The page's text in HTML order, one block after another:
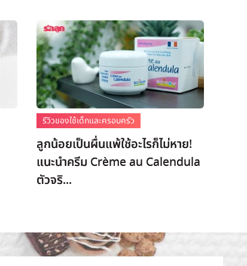
รีวิวของใช้เด็กและครอบครัว
ลูกน้อยเป็นผื่นแพ้ใช้อะไรก็ไม่หาย!
แนะนำครีม Crème au Calendula
ตัวจริ...